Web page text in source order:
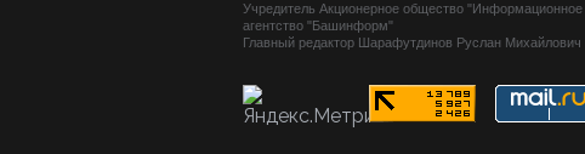
Учредитель Акционерное общество "Информационное
агентство "Башинформ"
Главный редактор Шарафутдинов Руслан Михайлович